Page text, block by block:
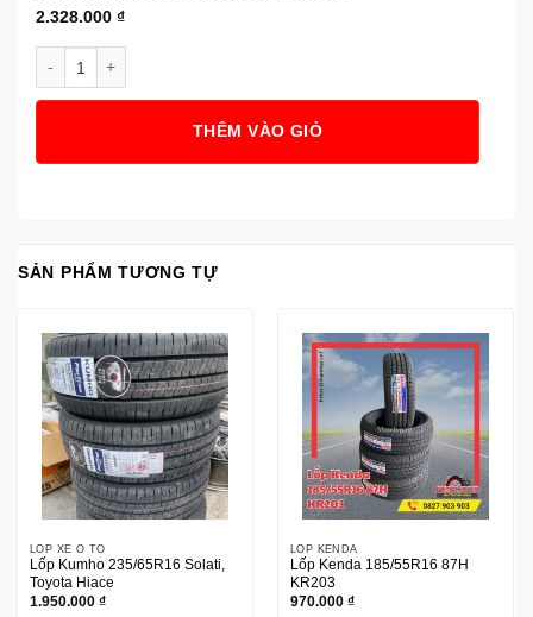
2.328.000 ₫
THÊM VÀO GIỎ
SẢN PHẨM TƯƠNG TỰ
LỐP XE Ô TÔ
Lốp Kumho 235/65R16 Solati,
Toyota Hiace
1.950.000 ₫
LỐP KENDA
Lốp Kenda 185/55R16 87H
KR203
970.000 ₫